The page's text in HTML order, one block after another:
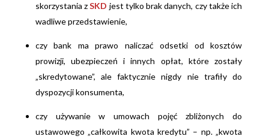
skorzystania zSKD jest tylko brak danych, czy także ich
wadliwe przedstawienie,
czy bank ma prawo naliczać odsetki od kosztów
prowizji, ubezpieczeń i innych opłat, które zostały
„skredytowane”, ale faktycznie nigdy nie trafiły do
dyspozycji konsumenta,
czy używanie w umowach pojęć zbliżonych do
ustawowego „całkowita kwota kredytu” – np. „kwota